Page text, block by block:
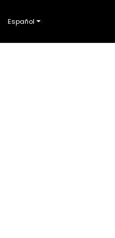
Español